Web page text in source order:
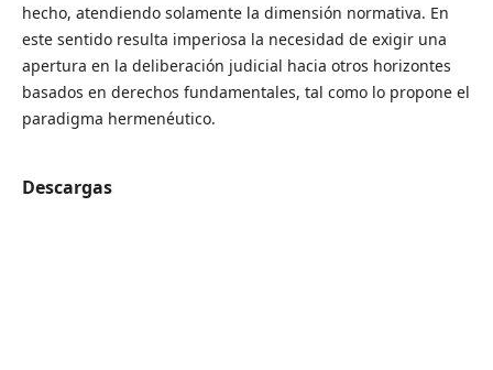
hecho, atendiendo solamente la dimensión normativa. En
este sentido resulta imperiosa la necesidad de exigir una
apertura en la deliberación judicial hacia otros horizontes
basados en derechos fundamentales, tal como lo propone el
paradigma hermenéutico.
Descargas